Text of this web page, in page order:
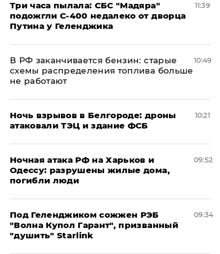
Три часа пылала: СБС "Мадяра"
подожгли С-400 недалеко от дворца
Путина у Геленджика
11:39
​В РФ заканчивается бензин: старые
схемы распределения топлива больше
не работают
10:49
​Ночь взрывов в Белгороде: дроны
атаковали ТЭЦ и здание ФСБ
10:21
​Ночная атака РФ на Харьков и
Одессу: разрушены жилые дома,
погибли люди
09:52
Под Геленджиком сожжен РЭБ
"Волна Купол Гарант", призванный
"душить" Starlink
09:34